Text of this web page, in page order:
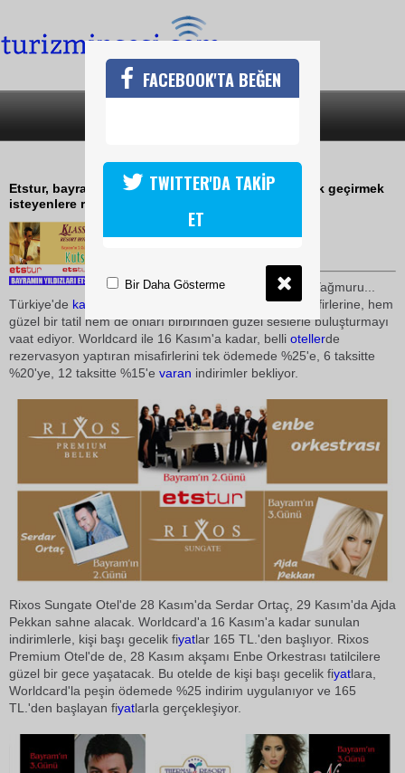
ETSTUR TATİL ATERNATİFLERİ
Etstur, bayramını hem dinlenerek hem de eğlenerek geçirmek
isteyenlere rakipsiz alternatifler sunuyor;
02 Kasım 2009 / 17:36
Etstur'dan Bayramda Yıldız Yağmuru...
Türkiye'de kaliteli
, bayramda misafirlerine, hem
güzel bir tatil hem de onları birbirinden güzel seslerle buluşturmayı
vaat ediyor. Worldcard ile 16 Kasım'a kadar, belli otellerde
rezervasyon yaptıran misafirlerini tek ödemede %25'e, 6 taksitte
%20'ye, 12 taksitte %15'e varan indirimler bekliyor.
Rixos Sungate Otel'de 28 Kasım'da Serdar Ortaç, 29 Kasım'da Ajda
Pekkan sahne alacak. Worldcard'a 16 Kasım'a kadar sunulan
indirimlerle, kişi başı gecelik fiyatlar 165 TL.'den başlıyor. Rixos
Premium Otel'de de, 28 Kasım akşamı Enbe Orkestrası tatilcilere
güzel bir gece yaşatacak. Bu otelde de kişi başı gecelik fiyatlara,
Worldcard'la peşin ödemede %25 indirim uygulanıyor ve 165
TL.'den başlayan fiyatlarla gerçekleşiyor.
FACEBOOK'TA BEĞEN
TWITTER'DA TAKİP
ET
Bir Daha Gösterme